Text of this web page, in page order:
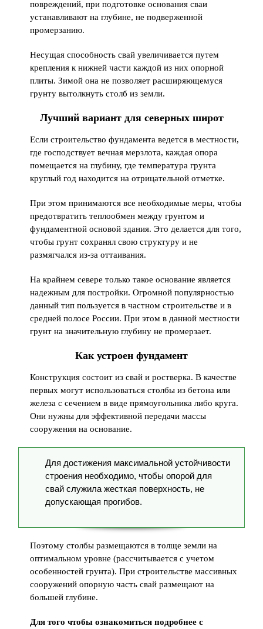
повреждений, при подготовке основания сваи
устанавливают на глубине, не подверженной
промерзанию.
Несущая способность свай увеличивается путем
крепления к нижней части каждой из них опорной
плиты. Зимой она не позволяет расширяющемуся
грунту вытолкнуть столб из земли.
Лучший вариант для северных широт
Если строительство фундамента ведется в местности,
где господствует вечная мерзлота, каждая опора
помещается на глубину, где температура грунта
круглый год находится на отрицательной отметке.
При этом принимаются все необходимые меры, чтобы
предотвратить теплообмен между грунтом и
фундаментной основой здания. Это делается для того,
чтобы грунт сохранял свою структуру и не
размягчался из-за оттаивания.
На крайнем севере только такое основание является
надежным для постройки. Огромной популярностью
данный тип пользуется в частном строительстве и в
средней полосе России. При этом в данной местности
грунт на значительную глубину не промерзает.
Как устроен фундамент
Конструкция состоит из свай и ростверка. В качестве
первых могут использоваться столбы из бетона или
железа с сечением в виде прямоугольника либо круга.
Они нужны для эффективной передачи массы
сооружения на основание.
Для достижения максимальной устойчивости
строения необходимо, чтобы опорой для
свай служила жесткая поверхность, не
допускающая прогибов.
Поэтому столбы размещаются в толще земли на
оптимальном уровне (рассчитывается с учетом
особенностей грунта). При строительстве массивных
сооружений опорную часть свай размещают на
большей глубине.
Для того чтобы ознакомиться подробнее с